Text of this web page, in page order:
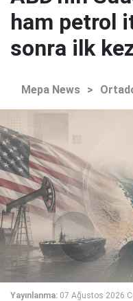
ham petrol
sonra ilk
Mepa News >
Yayınlanma: 07 Ağustos 2026